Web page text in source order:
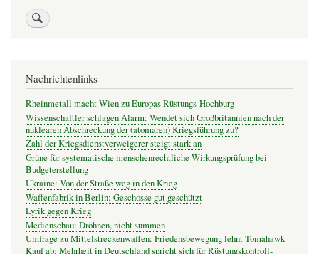
Nachrichtenlinks
Rheinmetall macht Wien zu Europas Rüstungs-Hochburg
Wissenschaftler schlagen Alarm: Wendet sich Großbritannien nach der
nuklearen Abschreckung der (atomaren) Kriegsführung zu?
Zahl der Kriegsdienstverweigerer steigt stark an
Grüne für systematische menschenrechtliche Wirkungsprüfung bei
Budgeterstellung
Ukraine: Von der Straße weg in den Krieg
Waffenfabrik in Berlin: Geschosse gut geschützt
Lyrik gegen Krieg
Medienschau: Dröhnen, nicht summen
Umfrage zu Mittelstreckenwaffen: Friedensbewegung lehnt Tomahawk-
Kauf ab: Mehrheit in Deutschland spricht sich für Rüstungskontroll-